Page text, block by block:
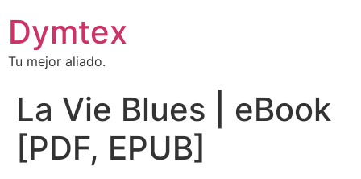
Dymtex
Tu mejor aliado.
La Vie Blues | eBook
[PDF, EPUB]